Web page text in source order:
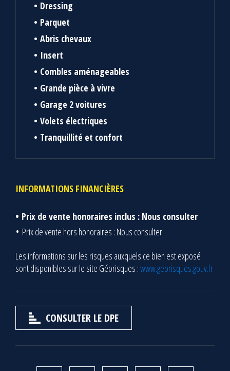
Dressing
Parquet
Abris chevaux
Insert
Combles aménageables
Grande pièce à vivre
Garage 2 voitures
Volets électriques
Tranquillité et confort
INFORMATIONS FINANCIÈRES
Prix de vente honoraires inclus : Nous consulter
Prix de vente hors honoraires : Nous consulter
Les informations sur les risques auxquels ce bien est exposé
sont disponibles sur le site Géorisques :www.georisques.gouv.fr
CONSULTER LE DPE